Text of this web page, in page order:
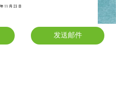
发送邮件
发送邮件